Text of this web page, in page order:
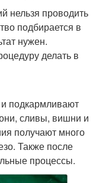
нельзя проводить
подбирается в
нужен.
делать в
подкармливают
сливы, вишни и
получают много
Также после
процессы.